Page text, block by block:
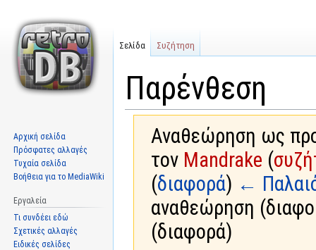
Παρένθεση
Αναθεώρηση ως
τον Mandrake (
(διαφορά) ←
αναθεώρηση
(διαφορά)
Σελίδα Συζήτηση
Αρχική σελίδα
Πρόσφατες αλλαγές
Τυχαία σελίδα
Βοήθεια για το MediaWiki
Εργαλεία
Τι συνδέει εδώ
Σχετικές αλλαγές
Ειδικές σελίδες